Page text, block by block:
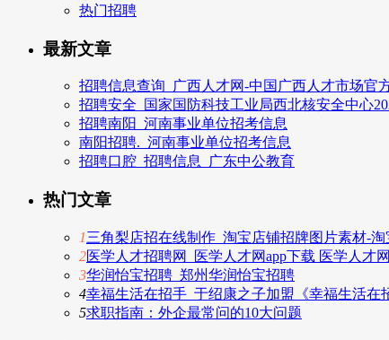
热门招聘
最新文章
招聘信息查询_广西人才网-中国广西人才市场官
招聘安全_国家国防科技工业局西北核安全中心
招聘南阳_河南事业单位招考信息
南阳招聘._河南事业单位招考信息
招聘口腔_招聘信息_广东中公教育
热门文章
1三角梨店招在线制作_淘宝店铺招牌图片素材-
2医学人才招聘网_医学人才网app下载 医学人才
3华润怡宝招聘_郑州华润怡宝招聘
4幸福生活在招手_于绍康之子加盟《幸福生活在
5求职指南：外企最常问的10大问题